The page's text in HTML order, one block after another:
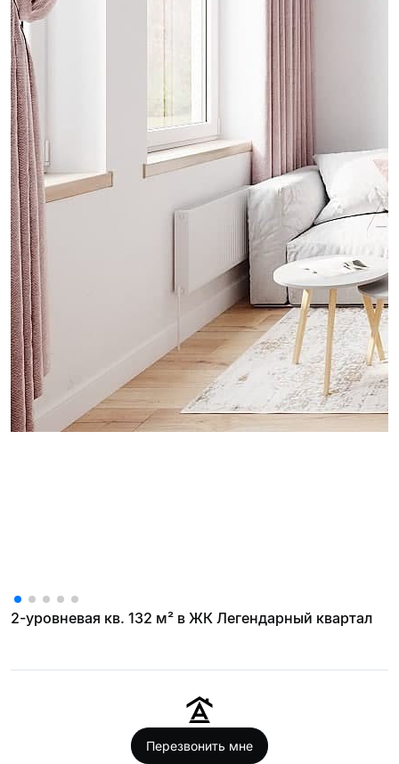
2-уровневая кв. 132 м² в ЖК Легендарный квартал
Перезвонить мне